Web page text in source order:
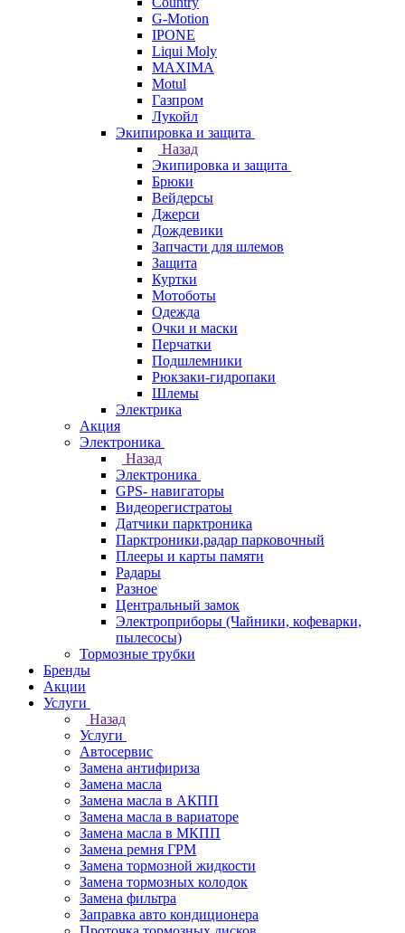
G-Motion
IPONE
Liqui Moly
MAXIMA
Motul
Газпром
Лукойл
Экипировка и защита
Назад
Экипировка и защита
Брюки
Вейдерсы
Джерси
Дождевики
Запчасти для шлемов
Защита
Куртки
Мотоботы
Одежда
Очки и маски
Перчатки
Подшлемники
Рюкзаки-гидропаки
Шлемы
Электрика
Акция
Электроника
Назад
Электроника
GPS- навигаторы
Видеорегистратоы
Датчики парктроника
Парктроники,радар парковочный
Плееры и карты памяти
Радары
Разное
Центральный замок
Электроприборы (Чайники, кофеварки,
пылесосы)
Тормозные трубки
Бренды
Акции
Услуги
Назад
Услуги
Автосервис
Замена антифириза
Замена масла
Замена масла в АКПП
Замена масла в вариаторе
Замена масла в МКПП
Замена ремня ГРМ
Замена тормозной жидкости
Замена тормозных колодок
Замена фильтра
Заправка авто кондиционера